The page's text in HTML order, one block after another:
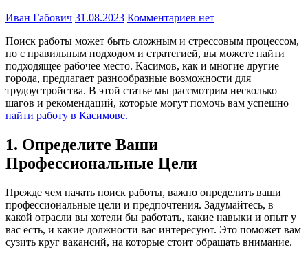
Иван Габович 31.08.2023 Комментариев нет
Поиск работы может быть сложным и стрессовым процессом,
но с правильным подходом и стратегией, вы можете найти
подходящее рабочее место. Касимов, как и многие другие
города, предлагает разнообразные возможности для
трудоустройства. В этой статье мы рассмотрим несколько
шагов и рекомендаций, которые могут помочь вам успешно
найти работу в Касимове.
1. Определите Ваши
Профессиональные Цели
Прежде чем начать поиск работы, важно определить ваши
профессиональные цели и предпочтения. Задумайтесь, в
какой отрасли вы хотели бы работать, какие навыки и опыт у
вас есть, и какие должности вас интересуют. Это поможет вам
сузить круг вакансий, на которые стоит обращать внимание.